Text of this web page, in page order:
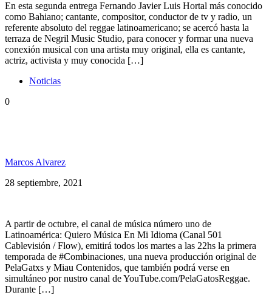
En esta segunda entrega Fernando Javier Luis Hortal más conocido
como Bahiano; cantante, compositor, conductor de tv y radio, un
referente absoluto del reggae latinoamericano; se acercó hasta la
terraza de Negril Music Studio, para conocer y formar una nueva
conexión musical con una artista muy original, ella es cantante,
actriz, activista y muy conocida […]
Noticias
0
Marcos Alvarez
28 septiembre, 2021
A partir de octubre, el canal de música número uno de
Latinoamérica: Quiero Música En Mi Idioma (Canal 501
Cablevisión / Flow), emitirá todos los martes a las 22hs la primera
temporada de #Combinaciones, una nueva producción original de
PelaGatxs y Miau Contenidos, que también podrá verse en
simultáneo por nustro canal de YouTube.com/PelaGatosReggae.
Durante […]